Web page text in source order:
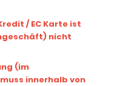
/ EC Karte ist
nicht
(im
innerhalb von